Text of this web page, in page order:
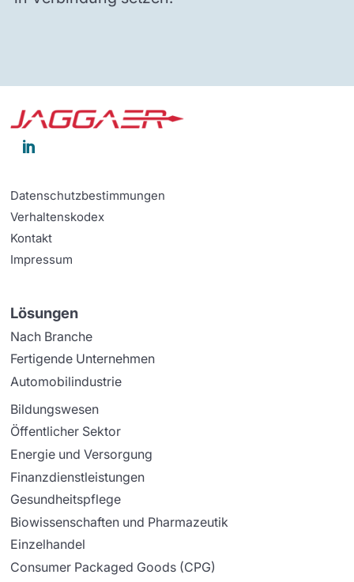

Datenschutzbestimmungen
Verhaltenskodex
Kontakt
Impressum
Lösungen
Nach Branche
Fertigende Unternehmen
Automobilindustrie
Bildungswesen
Öffentlicher Sektor
Energie und Versorgung
Finanzdienstleistungen
Gesundheitspflege
Biowissenschaften und Pharmazeutik
Einzelhandel
Consumer Packaged Goods (CPG)